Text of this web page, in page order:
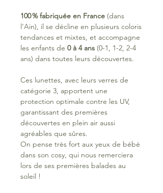
100 % fabriquée en France (dans
l’Ain), il se décline en plusieurs coloris
tendances et mixtes, et accompagne
les enfants de 0 à 4 ans (0-1, 1-2, 2-4
ans) dans toutes leurs découvertes.
Ces lunettes, avec leurs verres de
catégorie 3, apportent une
protection optimale contre les UV,
garantissant des premières
découvertes en plein air aussi
agréables que sûres.
On pense très fort aux yeux de bébé
dans son cosy, qui nous remerciera
lors de ses premières balades au
soleil !